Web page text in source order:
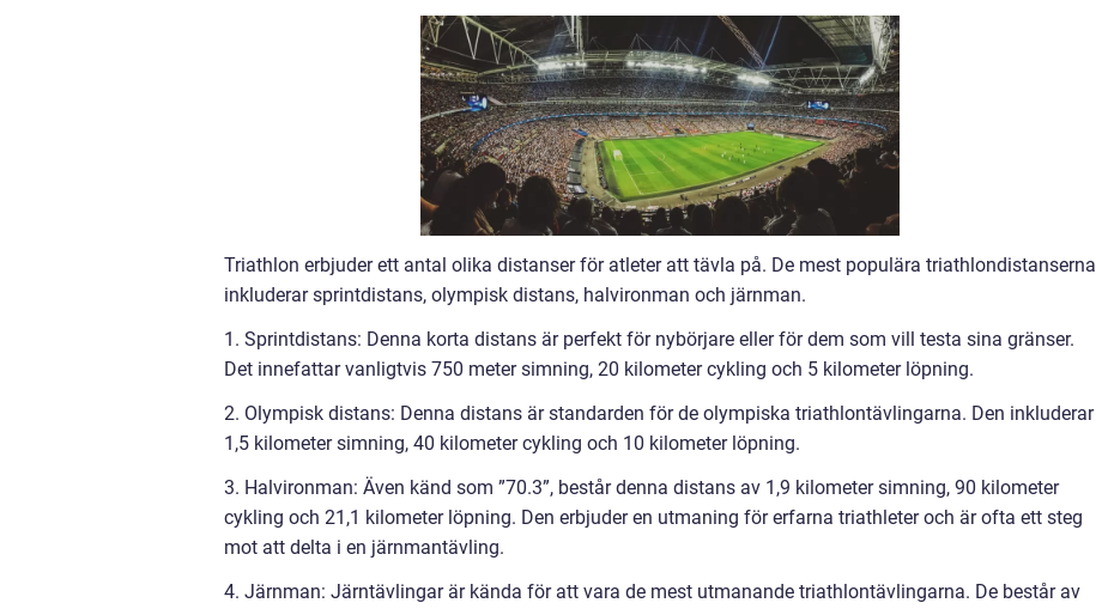
Triathlon erbjuder ett antal olika distanser för atleter att tävla på. De mest populära triathlondistanserna
inkluderar sprintdistans, olympisk distans, halvironman och järnman.
1. Sprintdistans: Denna korta distans är perfekt för nybörjare eller för dem som vill testa sina gränser.
Det innefattar vanligtvis 750 meter simning, 20 kilometer cykling och 5 kilometer löpning.
2. Olympisk distans: Denna distans är standarden för de olympiska triathlontävlingarna. Den inkluderar
1,5 kilometer simning, 40 kilometer cykling och 10 kilometer löpning.
3. Halvironman: Även känd som ”70.3”, består denna distans av 1,9 kilometer simning, 90 kilometer
cykling och 21,1 kilometer löpning. Den erbjuder en utmaning för erfarna triathleter och är ofta ett steg
mot att delta i en järnmantävling.
4. Järnman: Järntävlingar är kända för att vara de mest utmanande triathlontävlingarna. De består av